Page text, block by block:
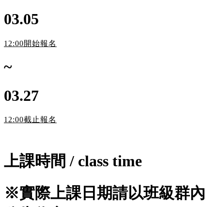
03.05
12:00開始報名
~
03.27
12:00截止報名
上課時間 / class time
※實際上課日期請以班級群內